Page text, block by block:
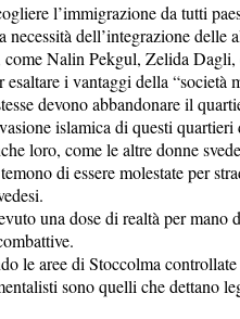
l’immigrazione da tutti
dell’integrazione delle
come Nalin Pekgul, Zelida
i vantaggi della “società
devono abbandonare il
islamica di questi
loro, come le altre donne
di essere molestate per
una dose di realtà per mano
le aree di Stoccolma
sono quelli che dettano